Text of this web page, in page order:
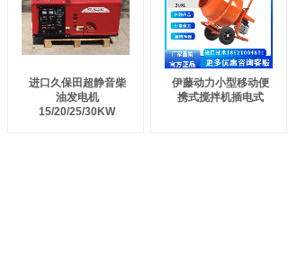
进口久保田超静音柴
油发电机
15/20/25/30KW
伊藤动力小型移动便
携式搅拌机插电式